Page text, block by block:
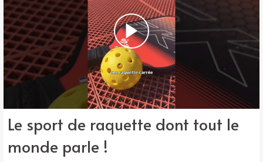
Le sport de raquette dont tout le
monde parle !